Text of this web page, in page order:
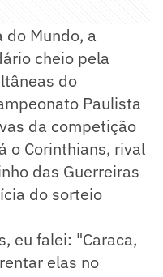
do Mundo, a
cheio pela
do
Paulista
da competição
o Corinthians, rival
das Guerreiras
do sorteio
eu falei: "Caraca,
elas no